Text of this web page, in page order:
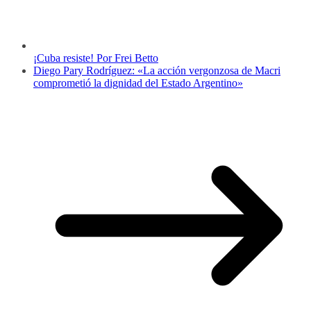
¡Cuba resiste! Por Frei Betto
Diego Pary Rodríguez: «La acción vergonzosa de Macri
comprometió la dignidad del Estado Argentino»